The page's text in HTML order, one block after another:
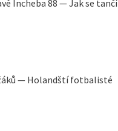
Incheba 88 — Jak se tančí
— Holandští fotbalisté